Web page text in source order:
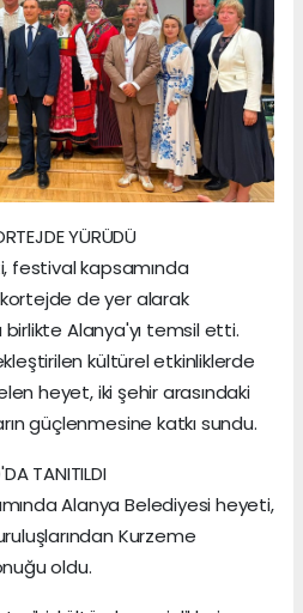
YÜRÜDÜ
festival kapsamında
de yer alarak
birlikte Alanya'yı temsil etti.
kültürel etkinliklerde
heyet, iki şehir arasındaki
güçlenmesine katkı sundu.
TANITILDI
Alanya Belediyesi heyeti,
Kurzeme
oldu.